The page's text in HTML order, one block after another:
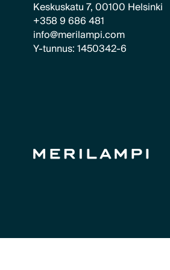
Keskuskatu 7, 00100 Helsinki
+358 9 686 481
info@merilampi.com
Y-tunnus: 1450342-6